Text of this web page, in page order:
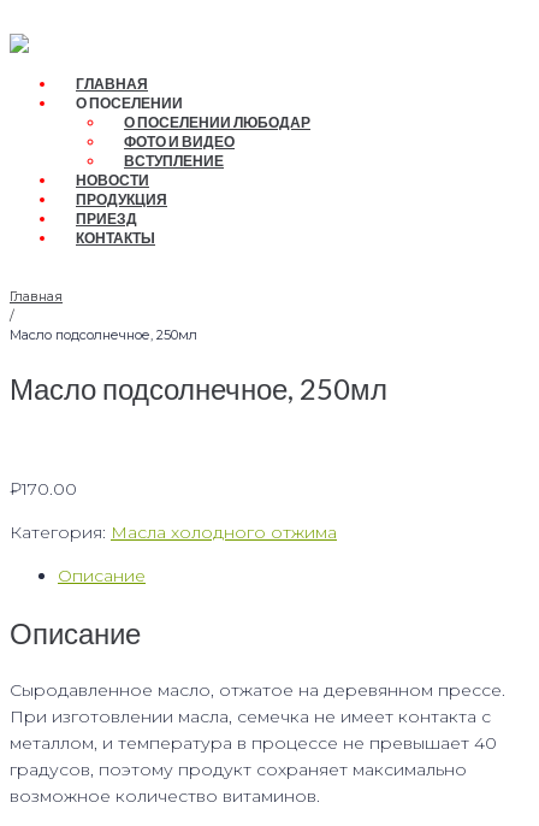
к
контентуГЛАВНАЯ
О ПОСЕЛЕНИИ
О ПОСЕЛЕНИИ ЛЮБОДАР
ФОТО И ВИДЕО
ВСТУПЛЕНИЕ
НОВОСТИ
ПРОДУКЦИЯ
ПРИЕЗД
КОНТАКТЫ
Главная
/
Масло подсолнечное, 250мл
Масло подсолнечное, 250мл
₽170.00
Категория: Масла холодного отжима
Описание
Описание
Сыродавленное масло, отжатое на деревянном прессе.
При изготовлении масла, семечка не имеет контакта с
металлом, и температура в процессе не превышает 40
градусов, поэтому продукт сохраняет максимально
возможное количество витаминов.